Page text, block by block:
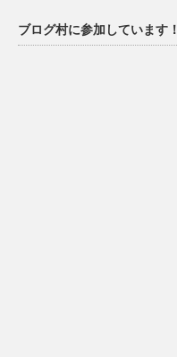
ブログ村に参加しています！